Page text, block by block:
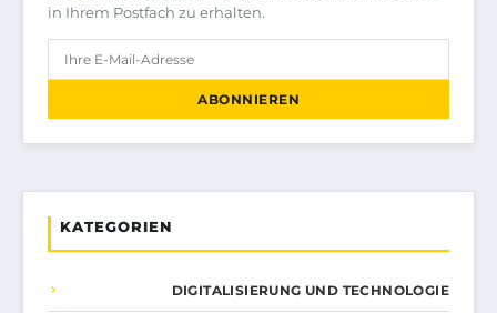
in Ihrem Postfach zu erhalten.
ABONNIEREN
KATEGORIEN
DIGITALISIERUNG UND TECHNOLOGIE